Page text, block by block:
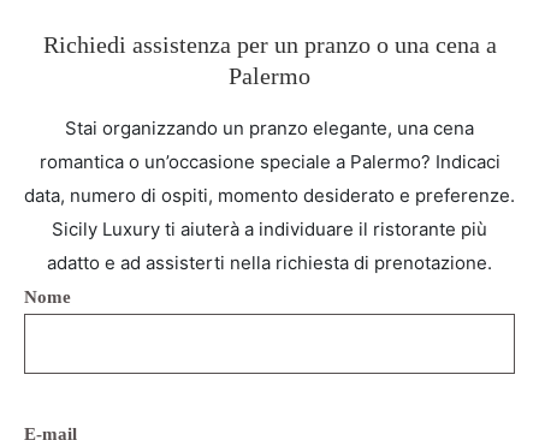
Richiedi assistenza per un pranzo o una cena a
Palermo
Stai organizzando un pranzo elegante, una cena
romantica o un’occasione speciale a Palermo? Indicaci
data, numero di ospiti, momento desiderato e preferenze.
Sicily Luxury ti aiuterà a individuare il ristorante più
adatto e ad assisterti nella richiesta di prenotazione.
Nome
E-mail